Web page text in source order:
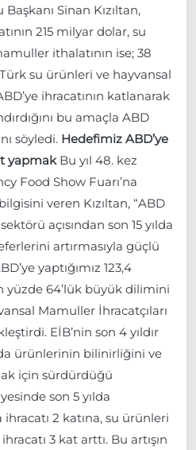
Sinan Kızıltan,
215 milyar dolar, su
ithalatının ise; 38
su ürünleri ve hayvansal
ihracatının katlanarak
bu amaçla ABD
söyledi. Hedefimiz ABD’ye
yapmakBu yıl 48. kez
Food Show Fuarı’na
veren Kızıltan, “ABD
açısından son 15 yılda
artırmasıyla güçlü
yaptığımız 123,4
yüzde 64’lük büyük dilimini
Mamuller İhracatçıları
EİB’nin son 4 yıldır
ürünlerinin bilinirliğini ve
için sürdürdüğü
son 5 yılda
ihracatı 2 katına, su ürünleri
3 kat arttı. Bu artışın